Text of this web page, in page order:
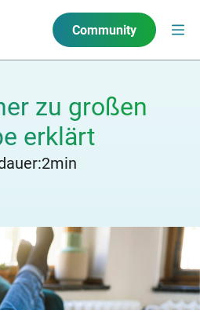
Community
zu großen
erklärt
2min